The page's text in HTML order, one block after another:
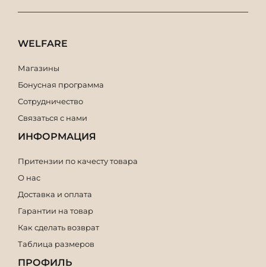
WELFARE
Магазины
Бонусная программа
Сотрудничество
Связаться с нами
ИНФОРМАЦИЯ
Притензии по качесту товара
О нас
Доставка и оплата
Гарантии на товар
Как сделать возврат
Таблица размеров
ПРОФИЛЬ